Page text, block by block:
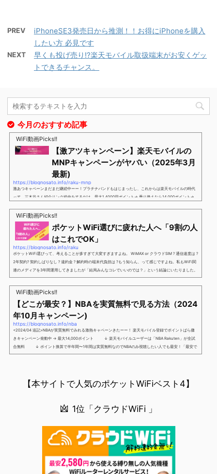
PREV
iPhoneSE3発売日から推測！！お得にiPhoneを購入
したい方 必見です
NEXT
早くも投げ売り⁉︎楽天モバイル取扱端末がお安くゲッ
トできるチャンス。
今月のおすすめ記事
WiFi動画Picks!!
【激アツキャンペーン】楽天モバイルの
MNPキャンペーンがヤバい（2025年3月
最新)
https://blognosato.info/raku-mnp
激あつキャペーンまだまだ継続中ーー！プラチナバンドもはじまったし、これからは楽天モバイルの時代
っす。三木谷さん紹介リンク経由をするだけ。最大1,4000円ポイント→ 乗り換えなら14,000ポイント→
谷さんキャンペーン／2回線目以降でもOK再契約でもでもOK背水の陣の楽天モバイル。ついに「最後の賭
け」とも思えるポイントばら撒きキャンペーンを発動してきました。■キャンペーン概要三木谷社長の特
別招待ページから楽天モバイ...
WiFi動画Picks!!
ポケットWiFi選びに疲れた人へ「9割の人
はこれでOK」
https://blognosato.info/raku
ポケットWiFi選びって、考えることが多すぎて大変すぎますよね。 WiMAX or クラウドSIM ? 通信速度は ?
2年契約? 契約しばりなし ? 違約金 ? 解約時の端末代負担は ?もう知らん、って感じですよね。私もWiFi関
連のメディアを3年間運用してきましたが「結局みんなコレでいいのでは？」という結論にいたりました。
ということで、「ポケットWiFi選びに疲れた」「結局どれがいいのか分からない」と言う人向けに【最終
解】を用意しました。ポケットWiFiのヘビーユーザー視点で「90％の人はこれだけでいいやん」というも
のなので、「多...
WiFi動画Picks!!
【どこが最安？】NBAを実質無料で見る方法（2024
年10月キャンペーン)
https://blognosato.info/nba
<2024/04 追記>NBAが実質無料でみれる激熱キャペーンきたーー！ 楽天モバイル登録でポイントばら撒
きキャンペーン発動中 → 最大14,000ポイント ↓ 楽天モバイルユーザーは「NBA Rakuten」が全試
合無料 ↓ ポイント換算で半年間〜1年間は実質無料なのでNBAのみ視聴したい人でも最安！「最安で
NBAを見る方法」が「楽天モバイルを契約すること」というもはや意味不明な状況...楽天モバイルでNBAを
【本サイトで人気のポケットWiFiベスト4】
1位「クラウドWiFi 」